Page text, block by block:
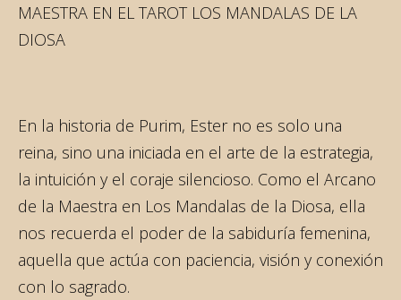
MAESTRA EN EL TAROT LOS MANDALAS DE LA
DIOSA
En la historia de Purim, Ester no es solo una
reina, sino una iniciada en el arte de la estrategia,
la intuición y el coraje silencioso. Como el Arcano
de la Maestra en Los Mandalas de la Diosa, ella
nos recuerda el poder de la sabiduría femenina,
aquella que actúa con paciencia, visión y conexión
con lo sagrado.